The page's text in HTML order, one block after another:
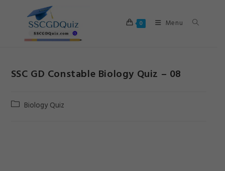
0 Menu
SSC GD Constable Biology Quiz – 08
Post Biology Quiz